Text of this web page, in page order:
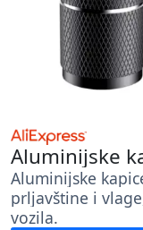
Aluminijske
Aluminijske
prljavštine i
vozila.